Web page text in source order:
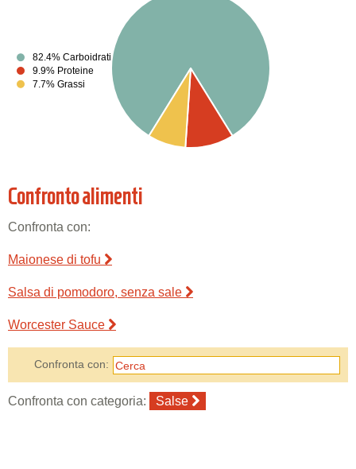
82.4% Carboidrati
9.9% Proteine
7.7% Grassi
Confronto alimenti
Confronta con:
Maionese di tofu
Salsa di pomodoro, senza sale
Worcester Sauce
Confronta con:
Confronta con categoria: Salse